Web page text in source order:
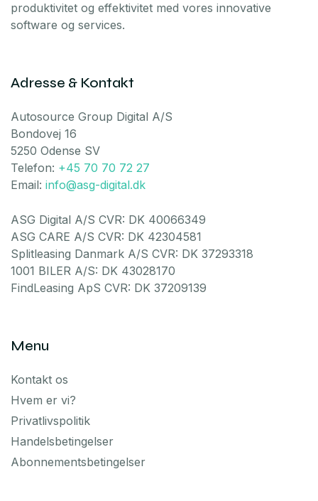
produktivitet og effektivitet med vores innovative
software og services.
Adresse & Kontakt
Autosource Group Digital A/S
Bondovej 16
5250 Odense SV
Telefon: +45 70 70 72 27
Email: info@asg-digital.dk
ASG Digital A/S CVR: DK 40066349
ASG CARE A/S CVR: DK 42304581
Splitleasing Danmark A/S CVR: DK 37293318
1001 BILER A/S: DK 43028170
FindLeasing ApS CVR: DK 37209139
Menu
Kontakt os
Hvem er vi?
Privatlivspolitik
Handelsbetingelser
Abonnementsbetingelser